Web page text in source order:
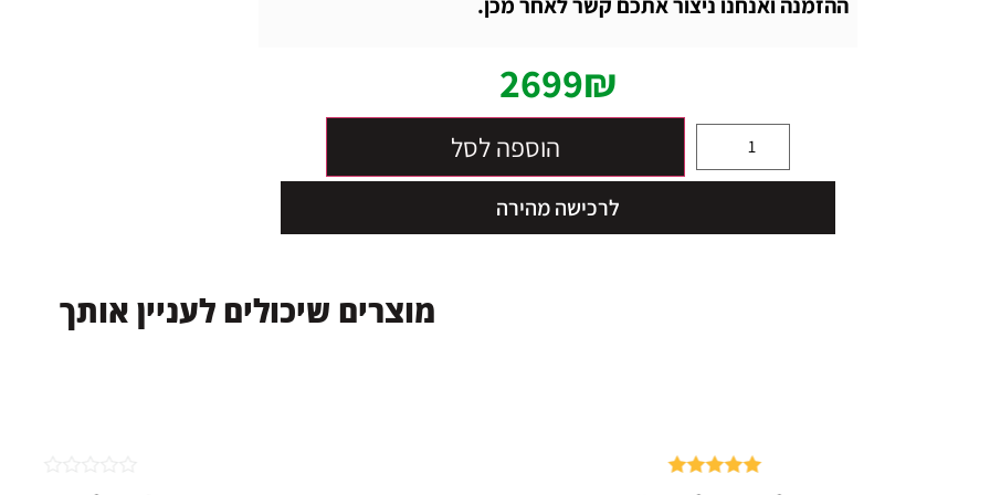
ההזמנה ואנחנו ניצור אתכם קשר לאחר מכן.
2699₪
הוספה לסל
לרכישה מהירה
מוצרים שיכולים לעניין אותך
5.00